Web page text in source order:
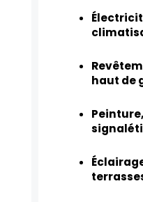
haut de